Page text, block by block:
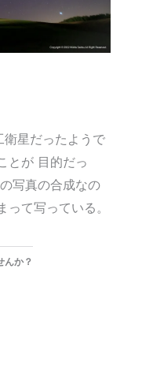
衛星だったようで
とが 目的だっ
写真の合成なの
て写っている。
んか？